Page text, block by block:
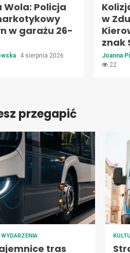
Wola: Policja
w garażu 26-
4 sierpnia 2026
w
znak
Joanna
22
przegapić
WYDARZENIA
tras